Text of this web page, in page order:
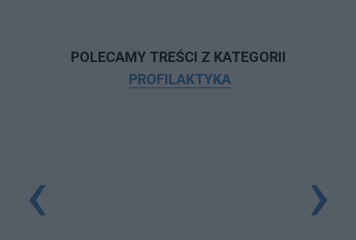
POLECAMY TREŚCI Z KATEGORII
PROFILAKTYKA
‹ ›